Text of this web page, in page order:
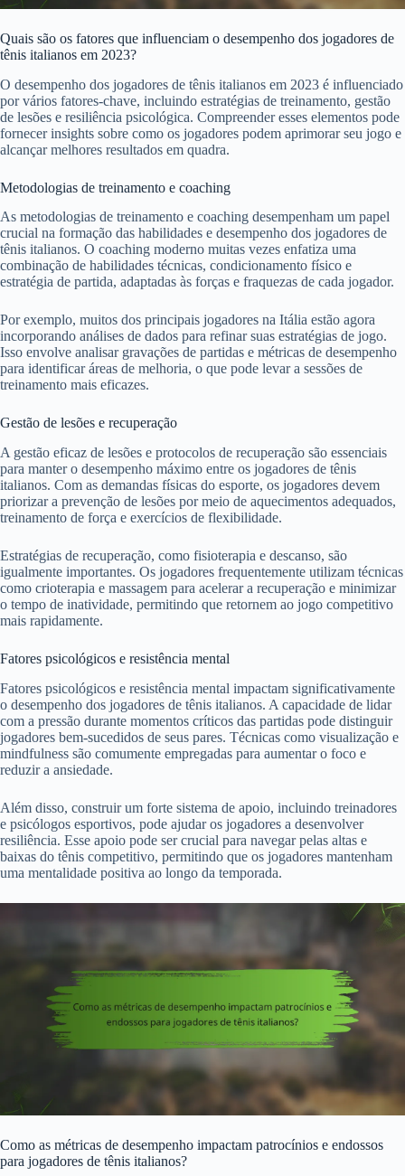
Quais são os fatores que influenciam o desempenho dos jogadores de
tênis italianos em 2023?
O desempenho dos jogadores de tênis italianos em 2023 é influenciado
por vários fatores-chave, incluindo estratégias de treinamento, gestão
de lesões e resiliência psicológica. Compreender esses elementos pode
fornecer insights sobre como os jogadores podem aprimorar seu jogo e
alcançar melhores resultados em quadra.
Metodologias de treinamento e coaching
As metodologias de treinamento e coaching desempenham um papel
crucial na formação das habilidades e desempenho dos jogadores de
tênis italianos. O coaching moderno muitas vezes enfatiza uma
combinação de habilidades técnicas, condicionamento físico e
estratégia de partida, adaptadas às forças e fraquezas de cada jogador.
Por exemplo, muitos dos principais jogadores na Itália estão agora
incorporando análises de dados para refinar suas estratégias de jogo.
Isso envolve analisar gravações de partidas e métricas de desempenho
para identificar áreas de melhoria, o que pode levar a sessões de
treinamento mais eficazes.
Gestão de lesões e recuperação
A gestão eficaz de lesões e protocolos de recuperação são essenciais
para manter o desempenho máximo entre os jogadores de tênis
italianos. Com as demandas físicas do esporte, os jogadores devem
priorizar a prevenção de lesões por meio de aquecimentos adequados,
treinamento de força e exercícios de flexibilidade.
Estratégias de recuperação, como fisioterapia e descanso, são
igualmente importantes. Os jogadores frequentemente utilizam técnicas
como crioterapia e massagem para acelerar a recuperação e minimizar
o tempo de inatividade, permitindo que retornem ao jogo competitivo
mais rapidamente.
Fatores psicológicos e resistência mental
Fatores psicológicos e resistência mental impactam significativamente
o desempenho dos jogadores de tênis italianos. A capacidade de lidar
com a pressão durante momentos críticos das partidas pode distinguir
jogadores bem-sucedidos de seus pares. Técnicas como visualização e
mindfulness são comumente empregadas para aumentar o foco e
reduzir a ansiedade.
Além disso, construir um forte sistema de apoio, incluindo treinadores
e psicólogos esportivos, pode ajudar os jogadores a desenvolver
resiliência. Esse apoio pode ser crucial para navegar pelas altas e
baixas do tênis competitivo, permitindo que os jogadores mantenham
uma mentalidade positiva ao longo da temporada.
Como as métricas de desempenho impactam patrocínios e endossos
para jogadores de tênis italianos?